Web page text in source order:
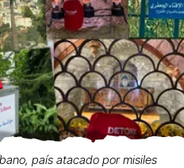
país atacado por misiles